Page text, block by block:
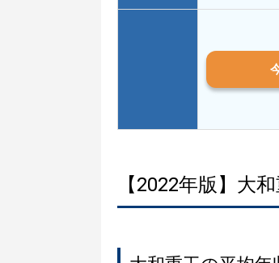
【2022年版】大